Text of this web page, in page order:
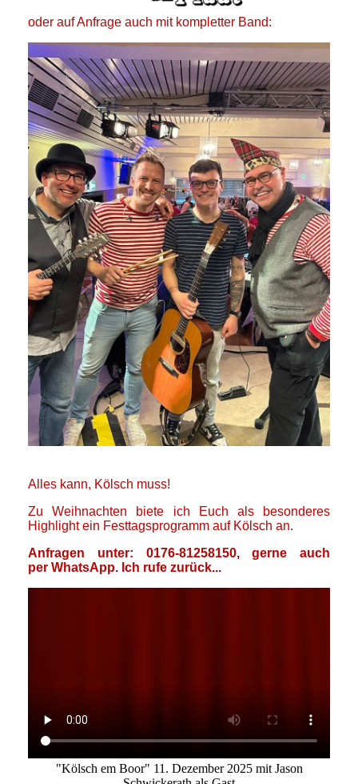
oder auf Anfrage auch mit kompletter Band:
Alles kann, Kölsch muss!
Zu Weihnachten biete ich Euch als besonderes
Highlight ein Festtagsprogramm auf Kölsch an.
Anfragen unter: 0176-81258150, gerne auch
per WhatsApp. Ich rufe zurück...
"Kölsch em Boor" 11. Dezember 2025 mit Jason